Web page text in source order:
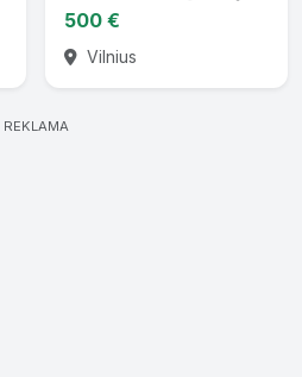
500 €
Vilnius
REKLAMA